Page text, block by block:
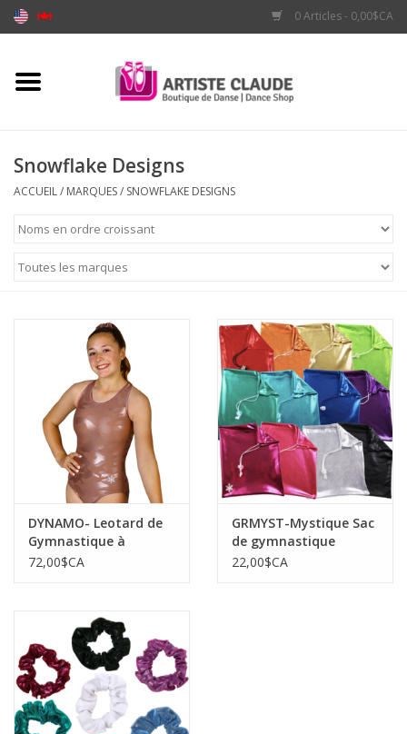
0 Articles - 0,00$CA
Accueil
Vêtements
Snowflake Designs
ACCUEIL/ MARQUES/ SNOWFLAKE DESIGNS
DYNAMO- Leotard de
Gymnastique à
Bretelles au Dos-
72,00$CA
GRMYST-Mystique Sac
de gymnastique
22,00$CA